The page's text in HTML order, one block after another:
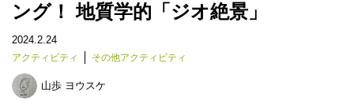
ング！ 地質学的「ジオ絶景」
2024.2.24
アクティビティ その他アクティビティ
山歩 ヨウスケ